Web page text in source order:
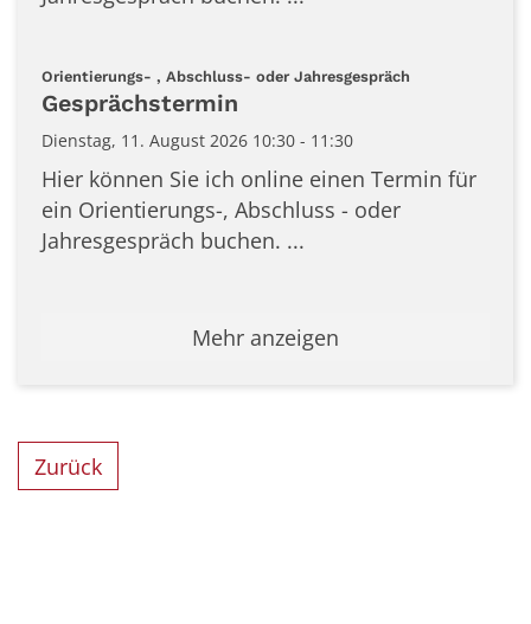
Orientierungs- , Abschluss- oder Jahresgespräch
Gesprächstermin
Dienstag, 11. August 2026 10:30 - 11:30
Hier können Sie ich online einen Termin für
ein Orientierungs-, Abschluss - oder
Jahresgespräch buchen. ...
Mehr anzeigen
Zurück